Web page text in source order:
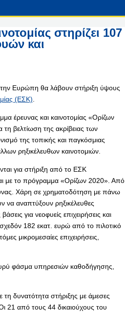
στηρίζει 107
και
Ευρώπη θα λάβουν στήριξη ύψους
(ΕΣΚ)
έρευνας και καινοτομίας «Ορίζων
βελτίωση της ακρίβειας των
της τοπικής και παγκόσμιας
ρηξικέλευθων καινοτομιών.
για στήριξη από το ΕΣΚ
με το πρόγραμμα «Ορίζων 2020». Από
Χάρη σε χρηματοδότηση με πάνω
αναπτύξουν ρηξικέλευθες
για νεοφυείς επιχειρήσεις και
182 εκατ. ευρώ από το πιλοτικό
μικρομεσαίες επιχειρήσεις,
φάσμα υπηρεσιών καθοδήγησης,
δυνατότητα στήριξης με άμεσες
21 από τους 44 δικαιούχους του